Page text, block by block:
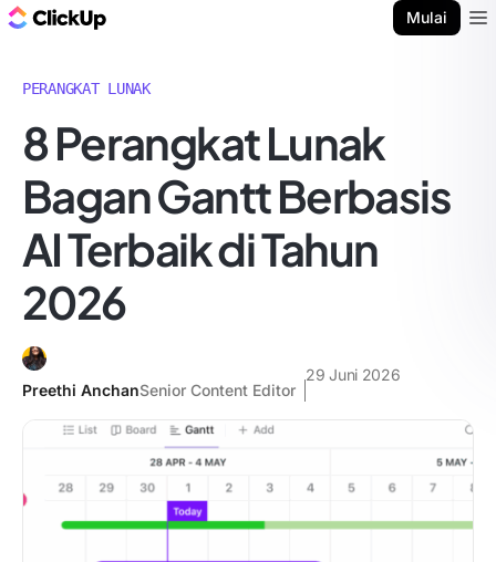
Mulai
PERANGKAT LUNAK
8 Perangkat Lunak
Bagan Gantt Berbasis
AI Terbaik di Tahun
2026
Preethi AnchanSenior Content Editor
29 Juni 2026